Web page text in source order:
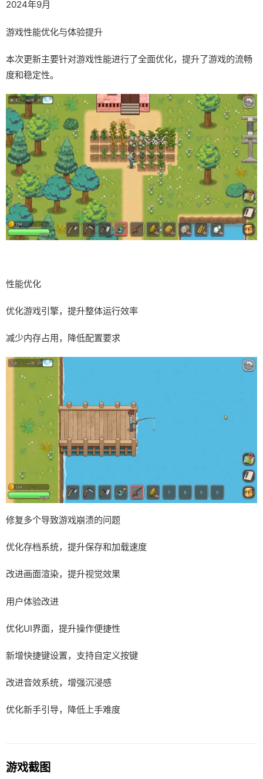
2024年9月
游戏性能优化与体验提升
本次更新主要针对游戏性能进行了全面优化，提升了游戏的流畅
度和稳定性。
性能优化
优化游戏引擎，提升整体运行效率
减少内存占用，降低配置要求
修复多个导致游戏崩溃的问题
优化存档系统，提升保存和加载速度
改进画面渲染，提升视觉效果
用户体验改进
优化UI界面，提升操作便捷性
新增快捷键设置，支持自定义按键
改进音效系统，增强沉浸感
优化新手引导，降低上手难度
游戏截图